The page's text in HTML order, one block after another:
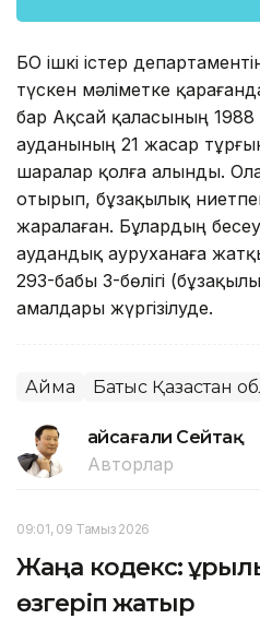
БҚО ішкі істер
түскен мәліметке
бар Ақсай қаласының
ауданының 21 жасар
шаралар қолға алынды.
отырып, бұзақылық
жаралаған. Бұлардың
аудандық ауруханаға
293-бабы 3-бөлігі
амалдары жүргізілуде.
Аймақ Батыс Қазақстан
Ғайсағали Сейтақ
Авторлар
09:01, 09 Тамыз 2026
Жаңа кодекс:
өзгеріп жатыр